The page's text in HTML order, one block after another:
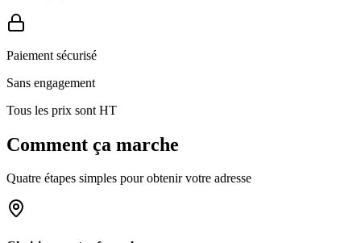
Paiement sécurisé
Sans engagement
Tous les prix sont HT
Comment ça marche
Quatre étapes simples pour obtenir votre adresse